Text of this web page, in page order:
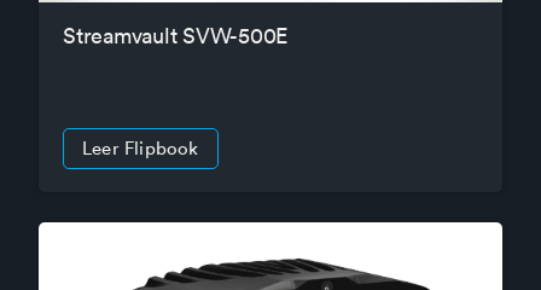
Streamvault SVW-500E
Leer Flipbook